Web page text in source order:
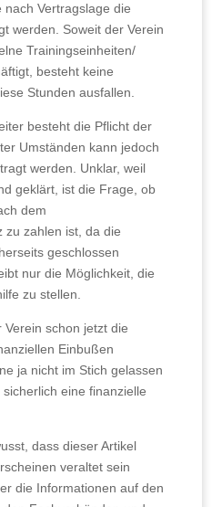
Vertragslage die
werden. Soweit der Verein
Trainingseinheiten/
besteht keine
Stunden ausfallen.
besteht die Pflicht der
Umständen kann jedoch
werden. Unklar, weil
geklärt, ist die Frage, ob
dem
zu zahlen ist, da die
geschlossen
nur die Möglichkeit, die
zu stellen.
schon jetzt die
Einbußen
ja nicht im Stich gelassen
eine finanzielle
dass dieser Artikel
veraltet sein
die Informationen auf den